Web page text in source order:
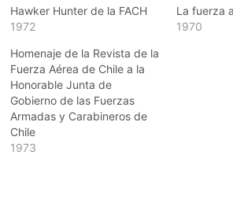
Hawker Hunter de la FACH
1972
La fuerza
1970
Homenaje de la Revista de la
Fuerza Aérea de Chile a la
Honorable Junta de
Gobierno de las Fuerzas
Armadas y Carabineros de
Chile
1973